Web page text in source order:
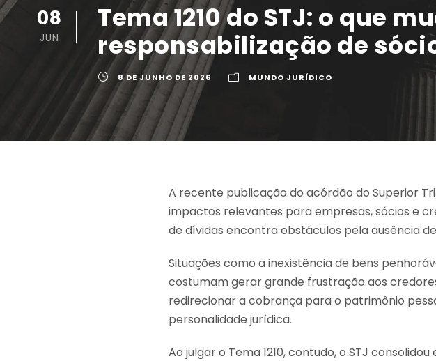
08
JUN
Tema 1210 do STJ: o que
responsabilização de
8 DE JUNHO DE 2026 MUNDO JURÍDICO
A recente publicação do acórdão do Superior
impactos relevantes para empresas, sócios e
de dívidas encontra obstáculos pela ausência
Situações como a inexistência de bens
costumam gerar grande frustração aos
redirecionar a cobrança para o patrimônio
personalidade jurídica.
Ao julgar o Tema 1210, contudo, o STJ